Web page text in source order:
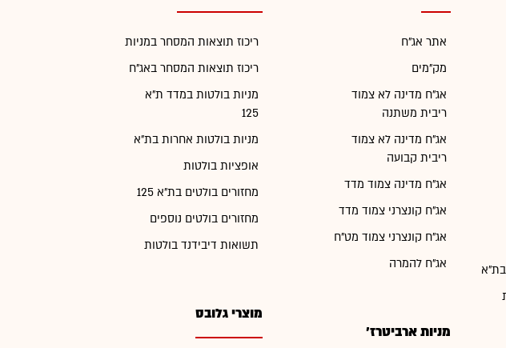
אתר אג"ח
מק"מים
אג"ח מדינה לא צמוד
ריבית משתנה
אג"ח מדינה לא צמוד
ריבית קבועה
אג"ח מדינה צמוד מדד
אג"ח קונצרני צמוד מדד
אג"ח קונצרני צמוד מט"ח
אג"ח להמרה
מניות ארביטרז'
ריכוז תוצאות המסחר במניות
ריכוז תוצאות המסחר באג"ח
מניות בולטות במדד ת"א
125
מניות בולטות אחרות בת"א
אופציות בולטות
מחזורים בולטים בת"א 125
מחזורים בולטים נוספים
תשואות דיבידנד בולטות
מוצרי גלובס